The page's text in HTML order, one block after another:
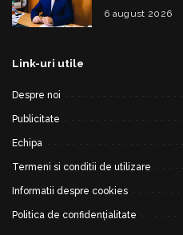
străzi
6 august 2026
Link-uri utile
Despre noi
Publicitate
Echipa
Termeni si conditii de utilizare
Informatii despre cookies
Politica de confidențialitate